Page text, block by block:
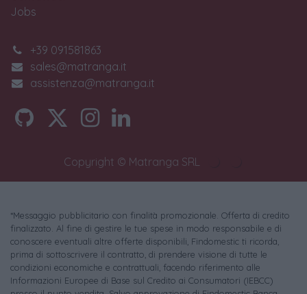
Jobs
+39 091581863
sales@matranga.it
assistenza@matranga.it
Copyright © Matranga SRL
*Messaggio pubblicitario con finalità promozionale. Offerta di credito
finalizzato. Al fine di gestire le tue spese in modo responsabile e di
conoscere eventuali altre offerte disponibili, Findomestic ti ricorda,
prima di sottoscrivere il contratto, di prendere visione di tutte le
condizioni economiche e contrattuali, facendo riferimento alle
Informazioni Europee di Base sul Credito ai Consumatori (IEBCC)